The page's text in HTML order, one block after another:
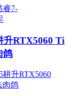
升RTX5060 Ti
鸽